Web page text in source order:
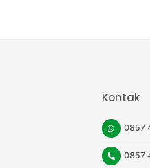
Kontak
0857
0857